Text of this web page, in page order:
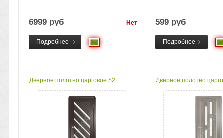
6999 руб Нет
Подробнее
599 руб
Подробнее
Дверное полотно царговое S2... Дверное полотно